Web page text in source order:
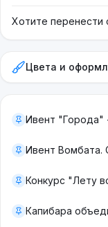
Хотите перенести
Цвета и
Ивент "Города"
Ивент Вомбата.
Конкурс "Лету
Капибара